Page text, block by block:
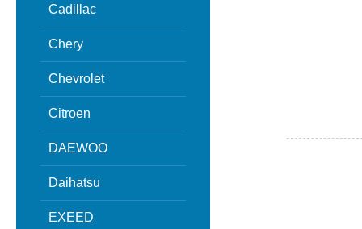
Cadillac
Chery
Chevrolet
Citroen
DAEWOO
Daihatsu
EXEED